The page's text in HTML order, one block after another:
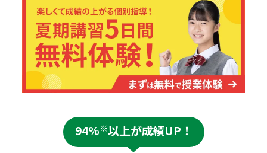
94%※以上が成績UP！